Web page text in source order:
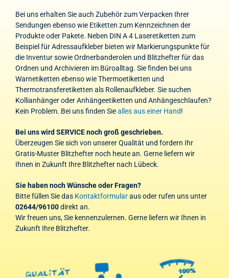
Bei uns erhalten Sie auch Zubehör zum Verpacken Ihrer
Sendungen ebenso wie Etiketten zum Kennzeichnen der
Produkte oder Pakete. Neben DIN A 4 Laseretiketten zum
Beispiel für Adressaufkleber bieten wir Markierungspunkte für
die Inventur sowie Ordnerbanderolen und Blitzhefter für das
Ordnen und Archivieren im Büroalltag. Sie finden bei uns
Warnetiketten ebenso wie Thermoetiketten und
Thermotransferetiketten als Rollenaufkleber. Sie suchen
Kollianhänger oder Anhängeetiketten und Anhängeschlaufen?
Kein Problem. Bei uns finden Siealles aus einer Hand!
Bei uns wird SERVICE noch groß geschrieben.
Überzeugen Sie sich von unserer Qualität und fordern Ihr
Gratis-Muster Blitzhefter noch heute an. Gerne liefern wir
Ihnen in Zukunft Ihre Blitzhefter nach Lübeck.
Sie haben noch Wünsche oder Fragen?
Bitte füllen Sie das Kontaktformularaus oder rufen uns unter
02644/96100direkt an.
Wir freuen uns, Sie kennenzulernen. Gerne liefern wir Ihnen in
Zukunft Ihre Blitzhefter.